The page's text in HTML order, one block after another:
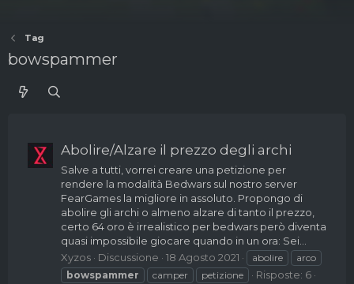
Tag
bowspammer
Abolire/Alzare il prezzo degli archi
Salve a tutti, vorrei creare una petizione per
rendere la modalità Bedwars sul nostro server
FearGames la migliore in assoluto. Propongo di
abolire gli archi o almeno alzare di tanto il prezzo,
certo 64 oro è irrealistico per bedwars però diventa
quasi impossibile giocare quando in un ora: Sei...
Xyzos
Discussione 18 Agosto 2021 abolire
arco
bowspammer
camper petizione
Risposte: 6